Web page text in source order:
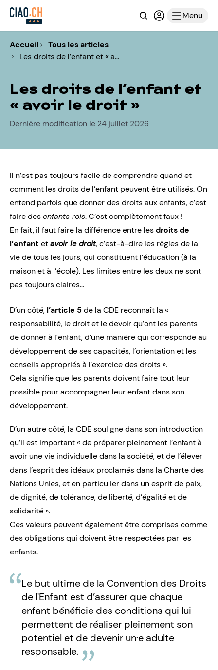
RechercheConnexion
Menu
Accueil
Tous les articles
Les droits de l’enfant et « a…
Les droits de l’enfant et
« avoir le droit »
Dernière modification le 24 juillet 2026
Il n’est pas toujours facile de comprendre quand et
comment les droits de l’enfant peuvent être utilisés. On
entend parfois que donner des droits aux enfants, c’est
faire desenfants rois. C’est complètement faux !
En fait, il faut faire la différence entre lesdroits de
l’enfant etavoir le droit, c’est-à-dire les règles de la
vie de tous les jours, qui constituent l’éducation (à la
maison et à l’école). Les limites entre les deux ne sont
pas toujours claires…
D’un côté, l’article 5 de la CDE reconnaît la «
responsabilité, le droit et le devoirqu’ont les parents
de donner à l’enfant, d’une manière qui corresponde au
développement de ses capacités, l’orientation et les
conseils appropriés à l’exercice des droits ».
Cela signifie que les parents doivent faire tout leur
possible pour accompagner leur enfant dans son
développement.
D’un autre côté, la CDE souligne dans son introduction
qu’il est important « de préparer pleinement l’enfant à
avoir une vie individuelle dans la société, et de l’élever
dans l’esprit des idéaux proclamés dans la Charte des
Nations Unies, et en particulier dans un esprit de paix,
de dignité, de tolérance, de liberté, d’égalité et de
solidarité ».
Ces valeurs peuvent également être comprises comme
desobligationsqui doivent être respectées par les
enfants.
Le but ultime de la Convention des Droits
de l'Enfant est d’assurer que chaque
enfant bénéficie des conditions qui lui
permettent de réaliser pleinement son
potentiel et de devenir un·e adulte
responsable.